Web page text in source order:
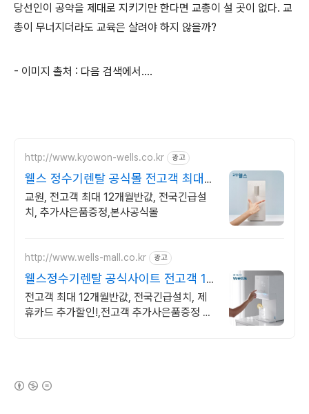
당선인이 공약을 제대로 지키기만 한다면 교총이 설 곳이 없다. 교
총이 무너지더라도 교육은 살려야 하지 않을까?
- 이미지 촐처 : 다음 검색에서....
http://www.kyowon-wells.co.kr 광고
웰스 정수기렌탈 공식몰 전고객 최대
12개월 반값!
교원, 전고객 최대 12개월반값, 전국긴급설
치, 추가사은품증정,본사공식몰
http://www.wells-mall.co.kr 광고
웰스정수기렌탈 공식사이트 전고객 12
개월 반값!
전고객 최대 12개월반값, 전국긴급설치, 제
휴카드 추가할인!,전고객 추가사은품증정 전